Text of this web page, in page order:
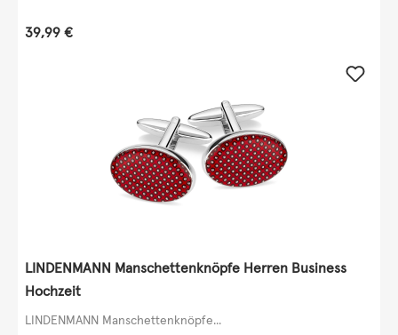
Regulärer Preis:
39,99 €
LINDENMANN Manschettenknöpfe Herren Business
Hochzeit
LINDENMANN Manschettenknöpfe...